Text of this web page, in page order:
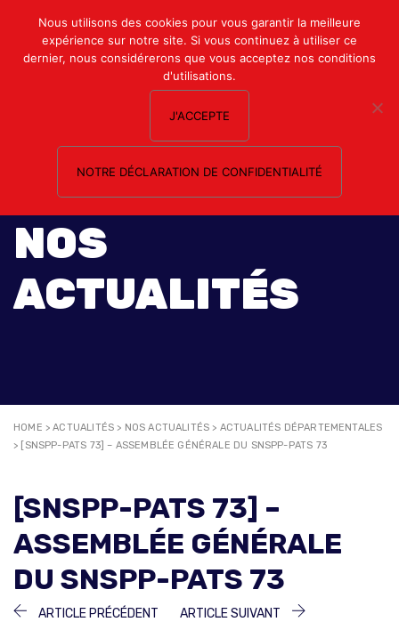
Mon compte
Nous contacter
NOS
ACTUALITÉS
HOME >ACTUALITÉS > NOS ACTUALITÉS > ACTUALITÉS DÉPARTEMENTALES
> [SNSPP-PATS 73] – ASSEMBLÉE GÉNÉRALE DU SNSPP-PATS 73
[SNSPP-PATS 73] –
ASSEMBLÉE GÉNÉRALE
DU SNSPP-PATS 73
NAVIGATION
ARTICLE PRÉCÉDENT ARTICLE
ARTICLE SUIVANT
ARTICLE
Nous utilisons des cookies pour vous garantir la meilleure
expérience sur notre site. Si vous continuez à utiliser ce
dernier, nous considérerons que vous acceptez nos conditions
d'utilisations.
J'ACCEPTE
NOTRE DÉCLARATION DE CONFIDENTIALITÉ